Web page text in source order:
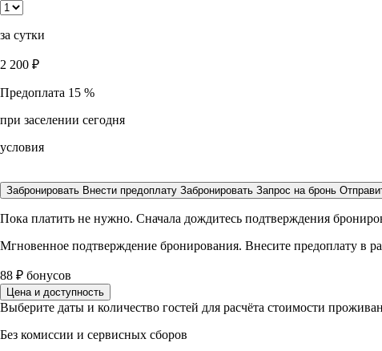
за сутки
2 200 ₽
Предоплата 15 %
при заселении сегодня
условия
Забронировать Внести предоплату Забронировать Запрос на бронь
Пока платить не нужно. Сначала дождитесь подтверждения
Мгновенное подтверждение бронирования. Внесите предоплату в
88 ₽ бонусов
Цена и доступность
Выберите даты и количество гостей для расчёта стоимости
Без комиссии и сервисных сборов